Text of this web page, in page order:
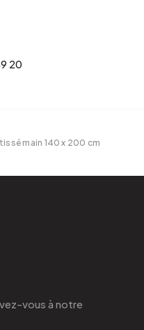
20
main 140 x 200 cm
vous à notre